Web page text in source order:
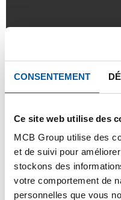
CONSENTEMENT
Ce site web utilise des
MCB Group utilise des
et de suivi pour
stockons des
votre comportement de
personnelles que vous
Veuillez vous
Calculez avec les prix
Suivez vos livraisons